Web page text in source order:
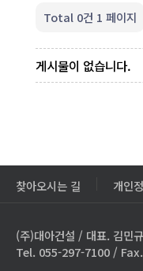
Total 0건 1 페이지
게시물이 없습니다.
찾아오시는 길 개인
(주)대아건설 / 대표. 김민
Tel. 055-297-7100 /